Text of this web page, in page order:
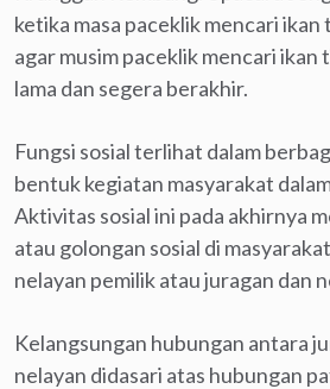
ketika masa paceklik mencari ikan
agar musim paceklik mencari ikan
lama dan segera berakhir.
Fungsi sosial terlihat dalam
bentuk kegiatan masyarakat
Aktivitas sosial ini pada akhirnya
atau golongan sosial di
nelayan pemilik atau juragan dan
Kelangsungan hubungan antara
nelayan didasari atas hubungan